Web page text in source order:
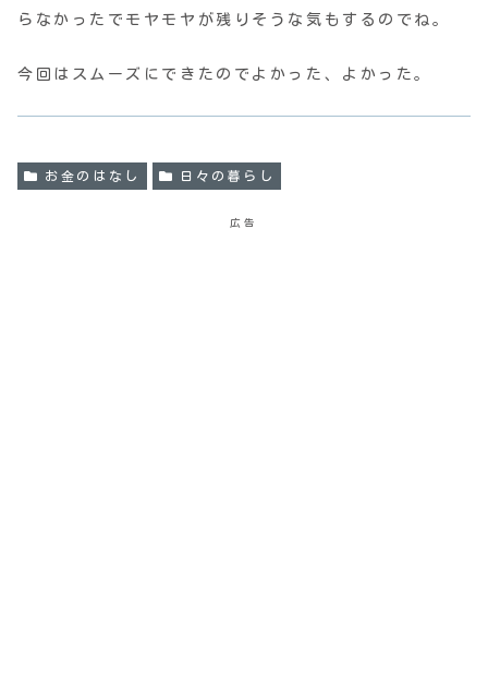
らなかったでモヤモヤが残りそうな気もするのでね。
今回はスムーズにできたのでよかった、よかった。
お金のはなし 日々の暮らし
広告